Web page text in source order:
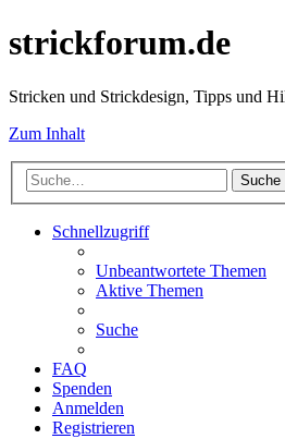
strickforum.de
Stricken und Strickdesign, Tipps und
Zum Inhalt
Suche
Schnellzugriff
Unbeantwortete Themen
Aktive Themen
Suche
FAQ
Spenden
Anmelden
Registrieren